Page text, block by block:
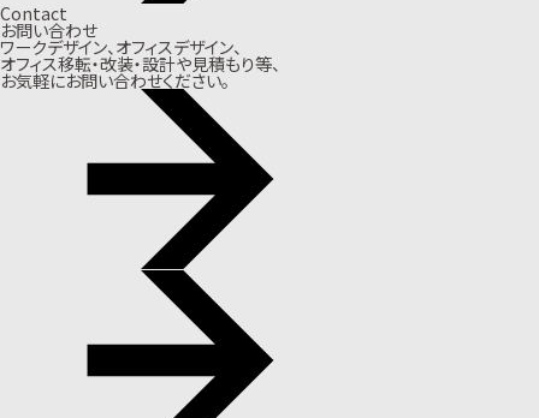
Contact
お問い合わせ
ワークデザイン、オフィスデザイン、
オフィス移転・改装・設計や見積もり等、
お気軽にお問い合わせください。